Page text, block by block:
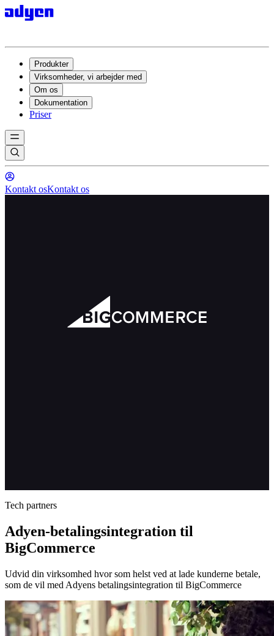
Produkter
Virksomheder, vi arbejder med
Om os
Dokumentation
Priser
Kontakt osKontakt os
Tech partners
Adyen-betalingsintegration til
BigCommerce
Udvid din virksomhed hvor som helst ved at lade kunderne betale,
som de vil med Adyens betalingsintegration til BigCommerce